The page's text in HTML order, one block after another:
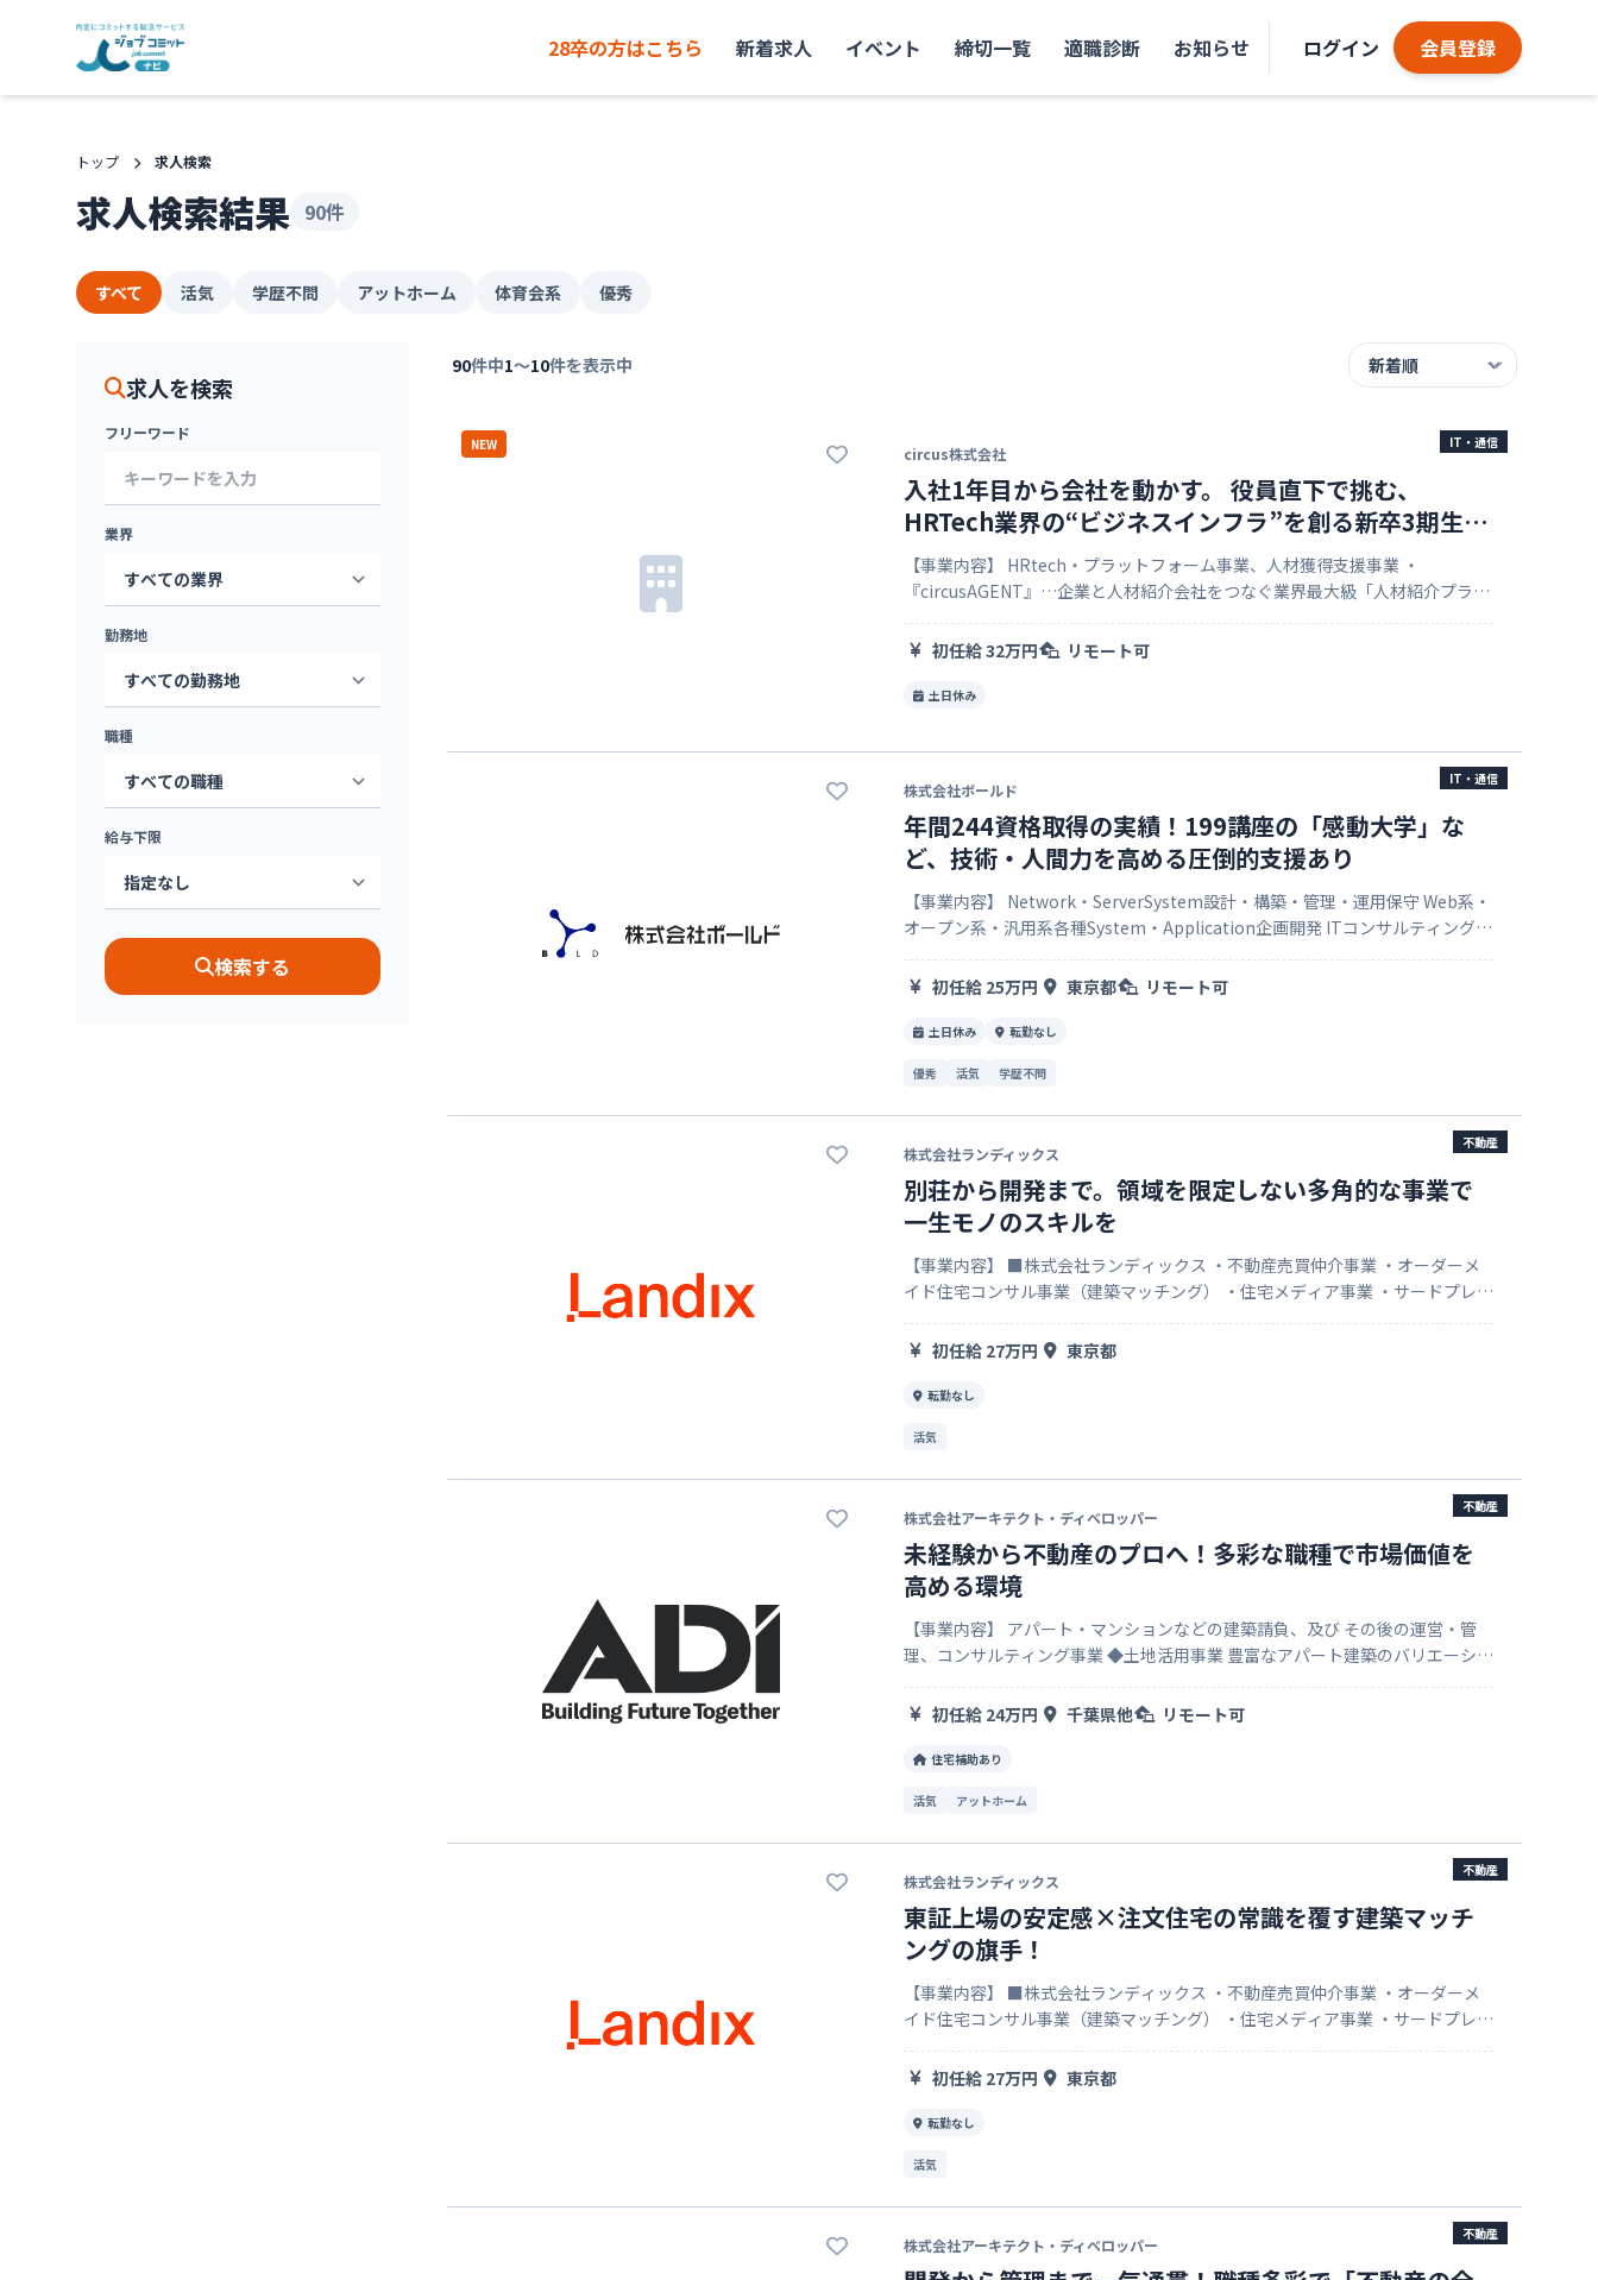
28卒の方はこちら 新着求人 イベント 締切一覧 適職診断 お知らせ ログイン 会員登録
トップ 求人検索
求人検索結果 90件
すべて 活気 学歴不問 アットホーム 体育会系 優秀
求人を検索
フリーワード
業界
勤務地
職種
給与下限
検索する
90件中1〜10件を表示中
NEW IT・通信
circus株式会社
入社1年目から会社を動かす。 役員直下で挑む、
HRTech業界の“ビジネスインフラ”を創る新卒3期生募
集
【事業内容】 HRtech・プラットフォーム事業、人材獲得支援事業 ・
『circusAGENT』…企業と人材紹介会社をつなぐ業界最大級「人材紹介プラッ
トフォーム」 ・『circusHR β』… 100万件の選考データをもとに、採…
初任給 32万円
リモート可
土日休み
IT・通信
株式会社ボールド
年間244資格取得の実績！199講座の「感動大学」な
ど、技術・人間力を高める圧倒的支援あり
【事業内容】 Network・ServerSystem設計・構築・管理・運用保守 Web系・
オープン系・汎用系各種System・Application企画開発 ITコンサルティングサ
ービス ITエンジニア派遣事業・一般・紹介予定派遣事業 …
初任給 25万円
東京都 リモート可
土日休み 転勤なし
優秀 活気 学歴不問
不動産
株式会社ランディックス
別荘から開発まで。領域を限定しない多角的な事業で
一生モノのスキルを
【事業内容】 ■株式会社ランディックス ・不動産売買仲介事業 ・オーダーメ
イド住宅コンサル事業（建築マッチング） ・住宅メディア事業 ・サードプレイ
ス（別荘）事業 ・不動産開発事業（住宅用地/収益用地）
初任給 27万円
東京都
転勤なし
活気
不動産
株式会社アーキテクト・ディベロッパー
未経験から不動産のプロへ！多彩な職種で市場価値を
高める環境
【事業内容】 アパート・マンションなどの建築請負、及び その後の運営・管
理、コンサルティング事業 ◆土地活用事業 豊富なアパート建築のバリエーショ
ンの中から最適なプランを長期計画とともにご提案します。 資産形成から相続
対策までお客様の未…
初任給 24万円 千葉県他 リモート可
住宅補助あり
活気 アットホーム
不動産
株式会社ランディックス
東証上場の安定感×注文住宅の常識を覆す建築マッチ
ングの旗手！
【事業内容】 ■株式会社ランディックス ・不動産売買仲介事業 ・オーダーメ
イド住宅コンサル事業（建築マッチング） ・住宅メディア事業 ・サードプレイ
ス（別荘）事業 ・不動産開発事業（住宅用地/収益用地）
初任給 27万円
東京都
転勤なし
活気
不動産
株式会社アーキテクト・ディベロッパー